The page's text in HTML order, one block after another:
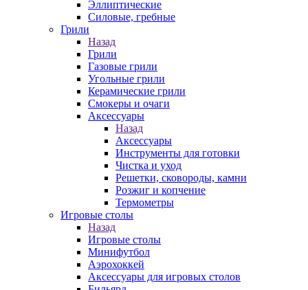
Эллиптические
Силовые, гребные
Грили
Назад
Грили
Газовые грили
Угольные грили
Керамические грили
Смокеры и очаги
Аксессуары
Назад
Аксессуары
Инструменты для готовки
Чистка и уход
Решетки, сковороды, камни
Розжиг и копчение
Термометры
Игровые столы
Назад
Игровые столы
Минифутбол
Аэрохоккей
Аксессуары для игровых столов